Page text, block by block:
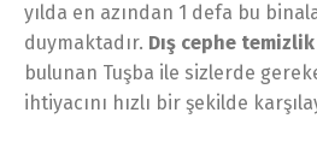
yılda en azından 1 defa bu
duymaktadır. Dış cephe
bulunan Tuşba ile sizlerde
ihtiyacını hızlı bir şekilde